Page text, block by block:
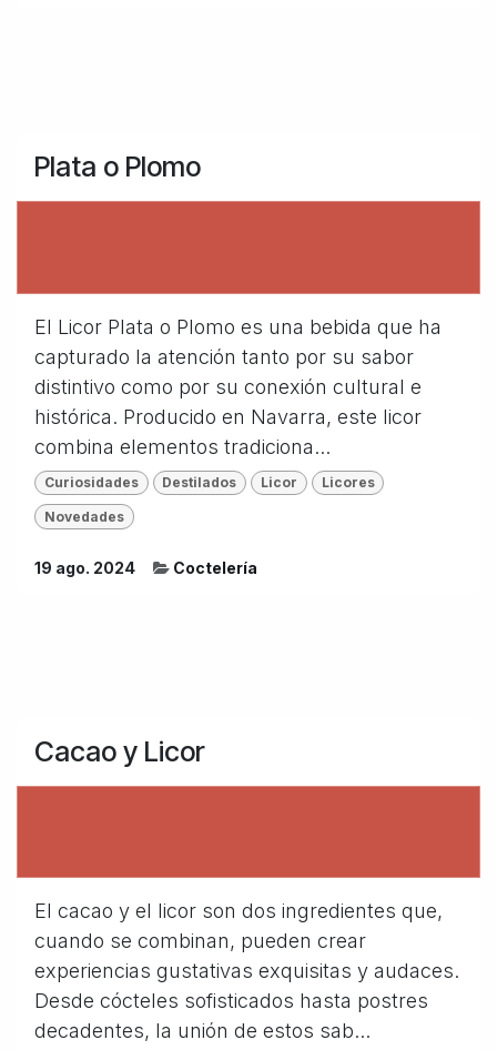
Plata o Plomo
El Licor Plata o Plomo es una bebida que ha
capturado la atención tanto por su sabor
distintivo como por su conexión cultural e
histórica. Producido en Navarra, este licor
combina elementos tradiciona...
Curiosidades Destilados Licor Licores
Novedades
19 ago. 2024 Coctelería
Cacao y Licor
El cacao y el licor son dos ingredientes que,
cuando se combinan, pueden crear
experiencias gustativas exquisitas y audaces.
Desde cócteles sofisticados hasta postres
decadentes, la unión de estos sab...